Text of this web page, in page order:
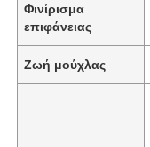
Φινίρισμα
επιφάνειας
Ζωή μούχλας